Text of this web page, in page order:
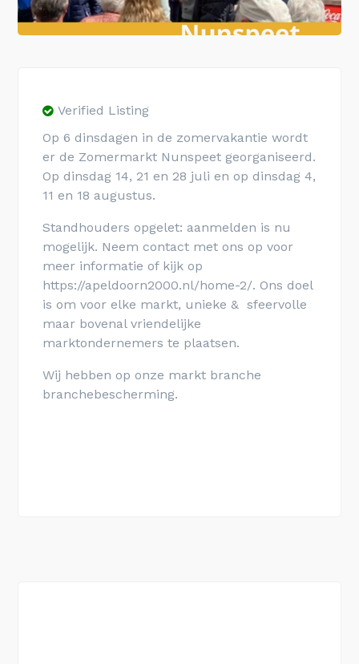
Verified Listing
Op 6 dinsdagen in de zomervakantie wordt
er de Zomermarkt Nunspeet georganiseerd.
Op dinsdag 14, 21 en 28 juli en op dinsdag 4,
11 en 18 augustus.
Standhouders opgelet: aanmelden is nu
mogelijk. Neem contact met ons op voor
meer informatie of kijk op
https://apeldoorn2000.nl/home-2/. Ons doel
is om voor elke markt, unieke & sfeervolle
maar bovenal vriendelijke
marktondernemers te plaatsen.
Wij hebben op onze markt branche
branchebescherming.